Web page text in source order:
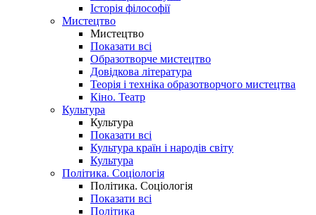
Історія філософії
Мистецтво
Мистецтво
Показати всі
Образотворче мистецтво
Довідкова література
Теорія і техніка образотворчого мистецтва
Кіно. Театр
Культура
Культура
Показати всі
Культура країн і народів світу
Культура
Політика. Соціологія
Політика. Соціологія
Показати всі
Політика